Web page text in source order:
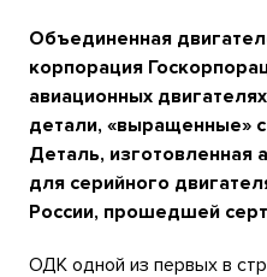
Объединенная
корпорация
авиационных
детали, «выращенные»
Деталь, изготовленная
для серийного
России, прошедшей
ОДК одной из первых в